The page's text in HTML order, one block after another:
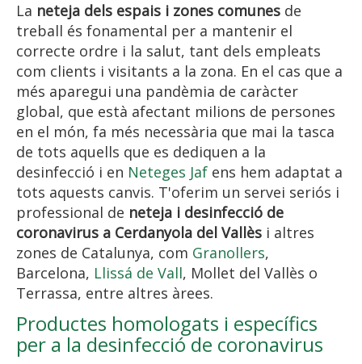
La neteja dels espais i zones comunes de
treball és fonamental per a mantenir el
correcte ordre i la salut, tant dels empleats
com clients i visitants a la zona. En el cas que a
més aparegui una pandèmia de caràcter
global, que està afectant milions de persones
en el món, fa més necessària que mai la tasca
de tots aquells que es dediquen a la
desinfecció i en Neteges Jaf ens hem adaptat a
tots aquests canvis. T'oferim un servei seriós i
professional de neteja i desinfecció de
coronavirus a Cerdanyola del Vallès i altres
zones de Catalunya, com Granollers,
Barcelona, Llissá de Vall, Mollet del Vallès o
Terrassa, entre altres àrees.
Productes homologats i específics
per a la desinfecció de coronavirus